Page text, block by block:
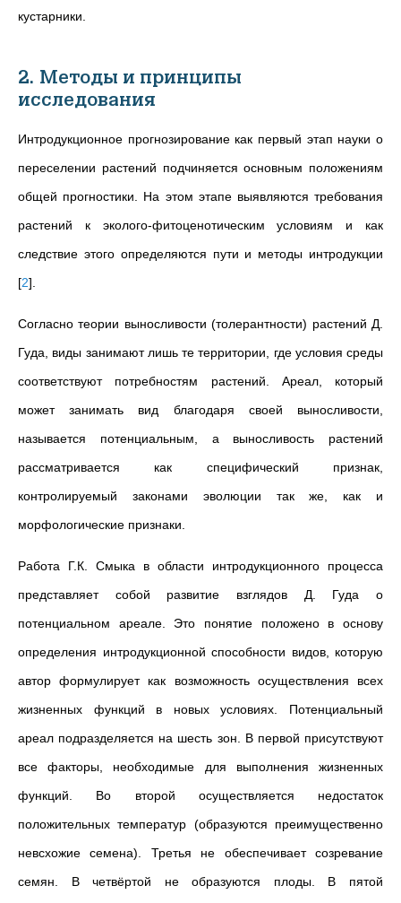
кустарники.
2. Методы и принципы
исследования
Интродукционное прогнозирование как первый этап науки о
переселении растений подчиняется основным положениям
общей прогностики. На этом этапе выявляются требования
растений к эколого-фитоценотическим условиям и как
следствие этого определяются пути и методы интродукции
[2]
Согласно теории выносливости (толерантности) растений Д.
Гуда, виды занимают лишь те территории, где условия среды
соответствуют потребностям растений. Ареал, который
может занимать вид благодаря своей выносливости,
называется потенциальным, а выносливость растений
рассматривается как специфический признак,
контролируемый законами эволюции так же, как и
морфологические признаки.
Работа Г.К. Смыка в области интродукционного процесса
представляет собой развитие взглядов Д. Гуда о
потенциальном ареале. Это понятие положено в основу
определения интродукционной способности видов, которую
автор формулирует как возможность осуществления всех
жизненных функций в новых условиях. Потенциальный
ареал подразделяется на шесть зон. В первой присутствуют
все факторы, необходимые для выполнения жизненных
функций. Во второй осуществляется недостаток
положительных температур (образуются преимущественно
невсхожие семена). Третья не обеспечивает созревание
семян. В четвёртой не образуются плоды. В пятой